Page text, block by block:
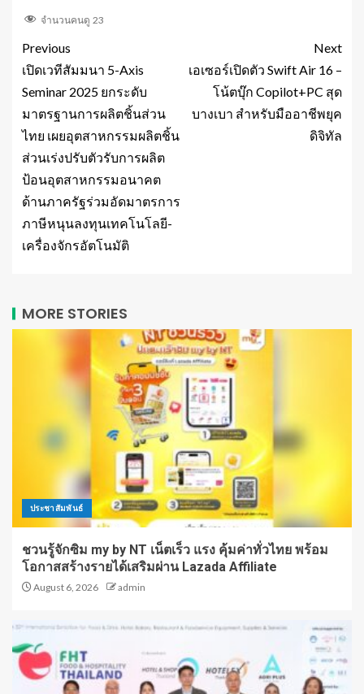
จำนวนคนดู 23
Previous
เปิดเวทีสัมมนา 5-Axis
Seminar 2025 ยกระดับ
มาตรฐานการผลิตชิ้นส่วน
ไทย เผยอุตสาหกรรมผลิตชิ้น
ส่วนเร่งปรับตัวรับการผลิต
ป้อนอุตสาหกรรมอนาคต
ด้านภาครัฐร่วมอัดมาตรการ
ภาษีหนุนลงทุนเทคโนโลยี-
เครื่องจักรอัตโนมัติ
Next
เอเซอร์เปิดตัว Swift Air 16 –
โน้ตบุ๊ก Copilot+PC สุด
บางเบา สำหรับมืออาชีพยุค
ดิจิทัล
MORE STORIES
ประชาสัมพันธ์
ชวนรู้จักซิม my by NT เน็ตเร็ว แรง คุ้มค่าทั่วไทย พร้อม
โอกาสสร้างรายได้เสริมผ่าน Lazada Affiliate
August 6, 2026 admin